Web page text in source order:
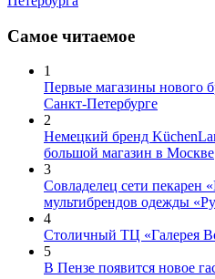
Первые магазины нового
Санкт-Петербурге
2
Немецкий бренд
большой магазин в Москве
3
Совладелец сети пекарен
мультибрендов одежды
4
Столичный ТЦ «Галерея
5
В Пензе появится новое
сети фуд-холлов Eat Market